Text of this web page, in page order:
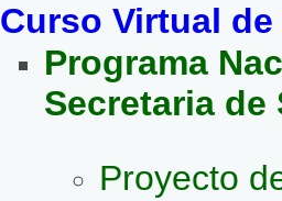
Curso Virtual de
Programa
Secretaria
Proyecto